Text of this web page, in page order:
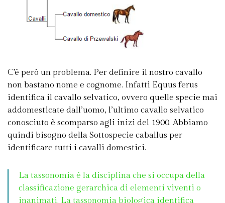
C’è però un problema. Per definire il nostro cavallo
non bastano nome e cognome. Infatti Equus ferus
identifica il cavallo selvatico, ovvero quelle specie mai
addomesticate dall’uomo, l’ultimo cavallo selvatico
conosciuto è scomparso agli inizi del 1900. Abbiamo
quindi bisogno della Sottospecie caballus per
identificare tutti i cavalli domestici.
La tassonomia è la disciplina che si occupa della
classificazione gerarchica di elementi viventi o
inanimati. La tassonomia biologica identifica